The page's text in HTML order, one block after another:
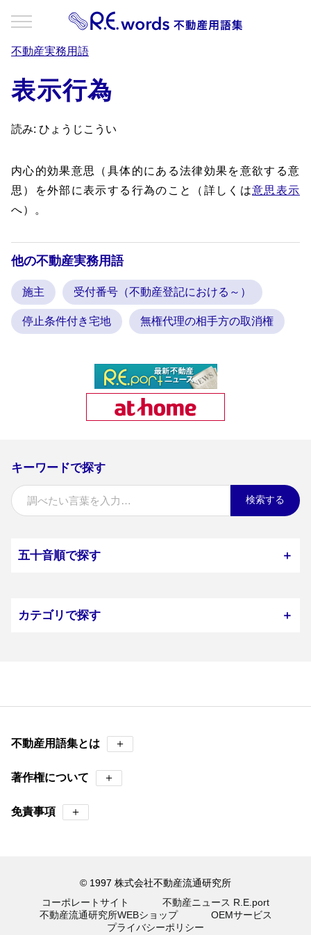
キーワードで探す
検索する
五十音順で探す ＋
カテゴリで探す ＋
不動産実務用語
表示行為
読み: ひょうじこうい
内心的効果意思（具体的にある法律効果を意欲する意
思）を外部に表示する行為のこと（詳しくは意思表示
へ）。
他の不動産実務用語
施主 受付番号（不動産登記における～）
停止条件付き宅地 無権代理の相手方の取消権
不動産用語集とは ＋
著作権について ＋
免責事項 ＋
© 1997 株式会社不動産流通研究所
コーポレートサイト
不動産ニュース R.E.port
不動産流通研究所WEBショップ
OEMサービス
プライバシーポリシー